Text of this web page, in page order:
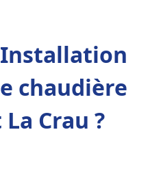
chaudière
Crau ?